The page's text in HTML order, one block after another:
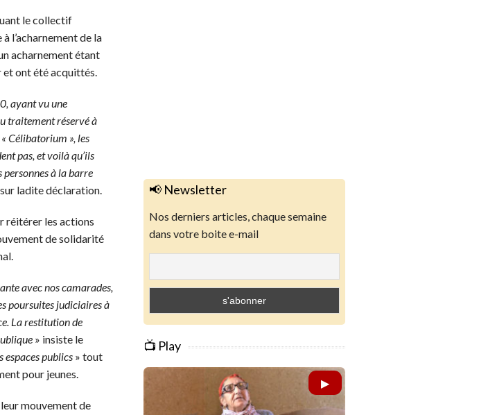
le collectif
l’acharnement de la
acharnement étant
et ont été acquittés.
ayant vu une
traitement réservé à
Célibatorium », les
pas, et voilà qu’ils
à la barre
ladite déclaration.
réitérer les actions
de solidarité
avec nos camarades,
poursuites judiciaires à
La restitution de
» insiste le
publics » tout
pour jeunes.
mouvement de
📢 Newsletter
Nos derniers articles, chaque semaine
dans votre boite e-mail
📺 Play